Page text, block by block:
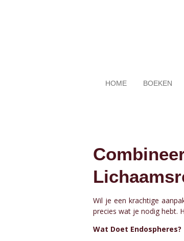
HOME BOEKEN
Wil je een krachtige
precies wat je nodig hebt.
Wat Doet Endospheres?